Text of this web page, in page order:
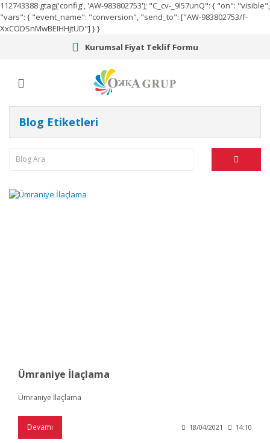
112743388 gtag('config', 'AW-983802753'); "C_cv-_9l57unQ": { "on": "visible",
"vars": { "event_name": "conversion", "send_to": ["AW-983802753/f-
XxCODSnMwBEIHHjtUD"] } }
Kurumsal Fiyat Teklif Formu
Blog Etiketleri
Ümraniye İlaçlama
Ümraniye İlaçlama
Devamı 18/04/2021 14:10